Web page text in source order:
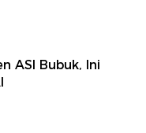
ASI Bubuk, Ini